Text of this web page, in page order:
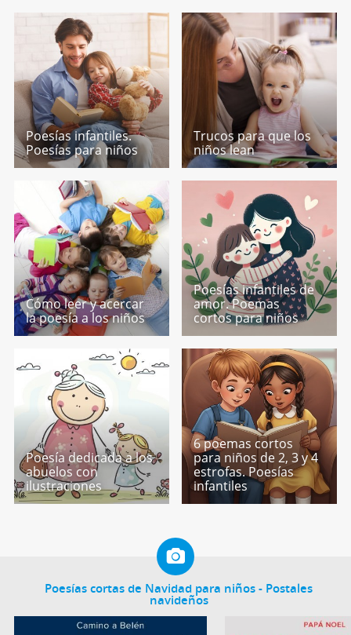
Poesías infantiles.
Poesías para niños
Trucos para que los
niños lean
Cómo leer y acercar
la poesía a los niños
Poesías infantiles de
amor. Poemas
cortos para niños
Poesía dedicada a los
abuelos con
ilustraciones
6 poemas cortos
para niños de 2, 3 y 4
estrofas. Poesías
infantiles
Poesías cortas de Navidad para niños - Postales
navideños